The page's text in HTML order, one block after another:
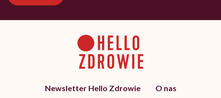
Newsletter Hello Zdrowie
O nas